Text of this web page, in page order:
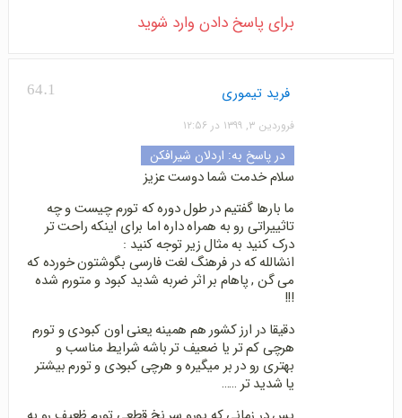
برای پاسخ دادن وارد شوید
64.1 فرید تیموری
فروردین ۳, ۱۳۹۹ در ۱۲:۵۶
در پاسخ به: اردلان شیرافکن
سلام خدمت شما دوست عزیز
ما بارها گفتیم در طول دوره که تورم چیست و چه
تاثییراتی رو به همراه داره اما برای اینکه راحت تر
درک کنید به مثال زیر توجه کنید :
انشالله که در فرهنگ لغت فارسی بگوشتون خورده که
می گن , پاهام بر اثر ضربه شدید کبود و متورم شده
!!!
دقیقا در ارز کشور هم همینه یعنی اون کبودی و تورم
هرچی کم تر یا ضعیف تر باشه شرایط مناسب و
بهتری رو در بر میگیره و هرچی کبودی و تورم بیشتر
یا شدید تر ……